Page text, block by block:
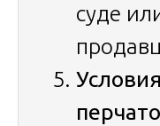
суде